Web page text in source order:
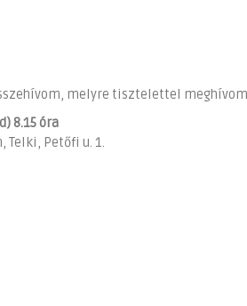
melyre tisztelettel
8.15 óra
Petőfi u. 1.